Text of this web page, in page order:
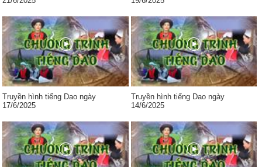
Truyền hình tiếng Dao ngày
17/6/2025
Truyền hình tiếng Dao ngày
14/6/2025